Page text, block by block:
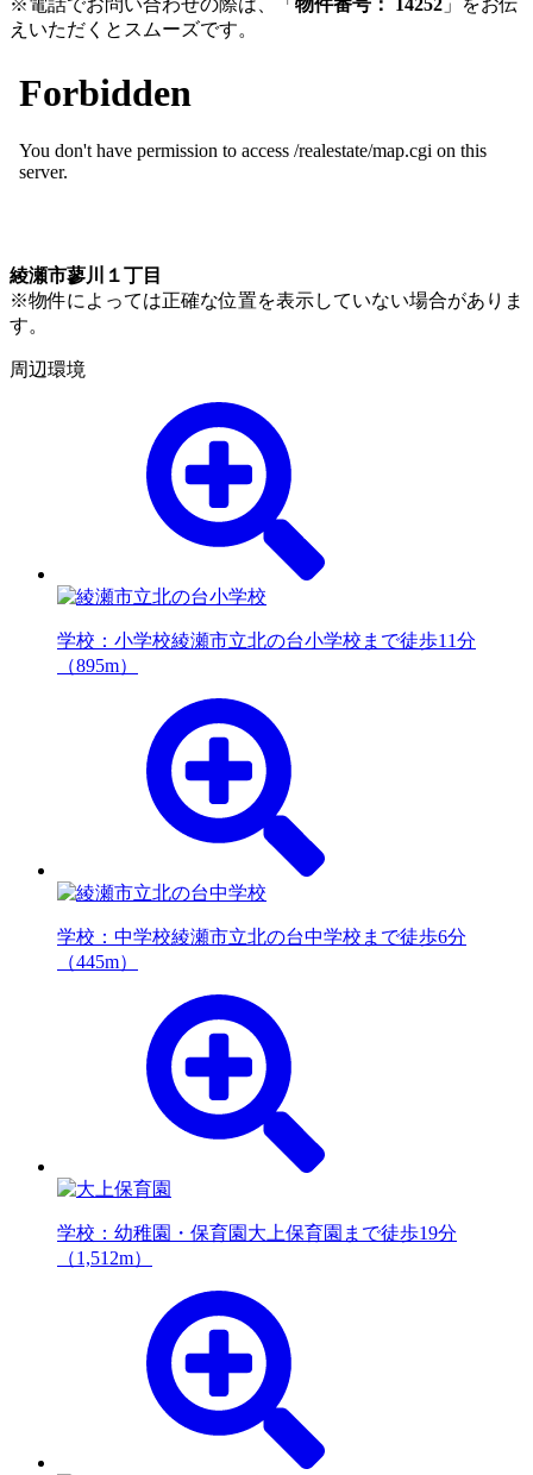
えいただくとスムーズです。
綾瀬市蓼川１丁目
※物件によっては正確な位置を表示していない場合がありま
す。
周辺環境
学校：小学校綾瀬市立北の台小学校まで徒歩11分
（895m）
学校：中学校綾瀬市立北の台中学校まで徒歩6分
（445m）
学校：幼稚園・保育園 大上保育園まで徒歩19分
（1,512m）